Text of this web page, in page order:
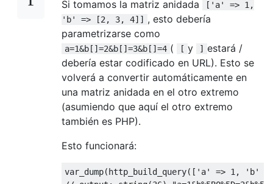
Si tomamos la matriz anidada
['a' => 1,
'b' => [2, 3, 4]] , esto debería
parametrizarse como
a=1&b[]=2&b[]=3&b[]=4 ( [ y ] estará /
debería estar codificado en URL). Esto se
volverá a convertir automáticamente en
una matriz anidada en el otro extremo
(asumiendo que aquí el otro extremo
también es PHP).
Esto funcionará:
var_dump(http_build_query([ 'a' => 1 , 'b'